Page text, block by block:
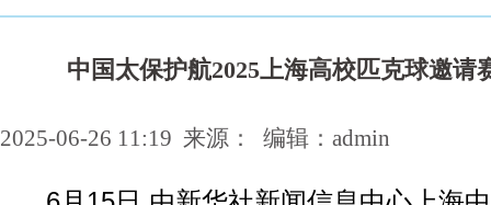
中国太保护航2025上海高校匹克球邀请
2025-06-26 11:19 来源： 编辑：admin